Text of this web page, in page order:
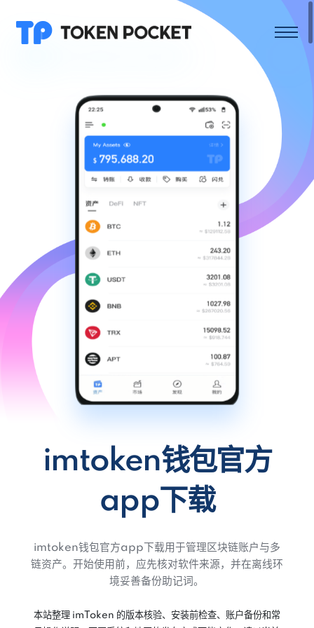
imtoken钱包官方
app下载
imtoken钱包官方app下载用于管理区块链账户与多
链资产。开始使用前，应先核对软件来源，并在离线环
境妥善备份助记词。
本站整理 imToken 的版本核验、安装前检查、账户备份和常